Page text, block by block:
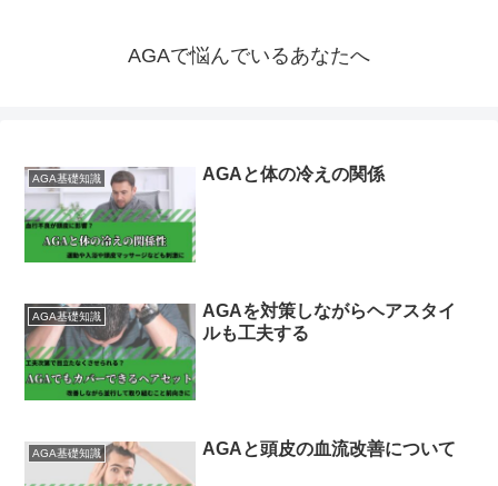
AGAで悩んでいるあなたへ
AGA基礎知識 AGAと体の冷えの関係
AGA基礎知識
AGAを対策しながらヘアスタイ
ルも工夫する
AGA基礎知識 AGAと頭皮の血流改善について